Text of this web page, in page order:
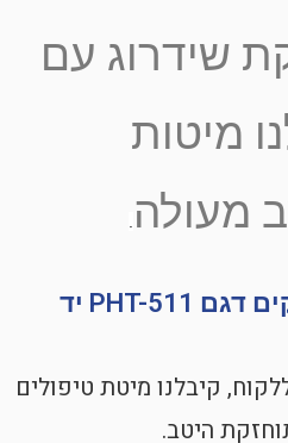
שידרוג עם
מיטות
מעולה
מיטת טיפולים 5 חלקים דגם PHT-511 יד
קיבלנו מיטת טיפולים
היטב.